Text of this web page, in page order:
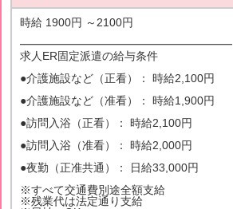
時給 1900円 ～2100円
━━━━━━━━━━━━━━━━━━━
求人ER固定派遣の給与条件
●介護施設など（正看）： 時給2,100円
●介護施設など（准看）： 時給1,900円
●訪問入浴（正看）： 時給2,100円
●訪問入浴（准看）： 時給2,000円
●夜勤（正准共通）： 日給33,000円
※すべて交通費別途全額支給
※残業代は法定通り支給